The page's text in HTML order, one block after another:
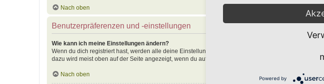
Nach oben
Benutzerpräferenzen und -einstellungen
Wie kann ich meine Einstellungen ändern?
Wenn du dich registriert hast, werden alle deine Einstellungen in der Datenbank des Boards
dazu wird meist oben auf der Seite angezeigt, wenn du auf deinen Benutzernamen klickst. Dort kannst
Nach oben
Powered by